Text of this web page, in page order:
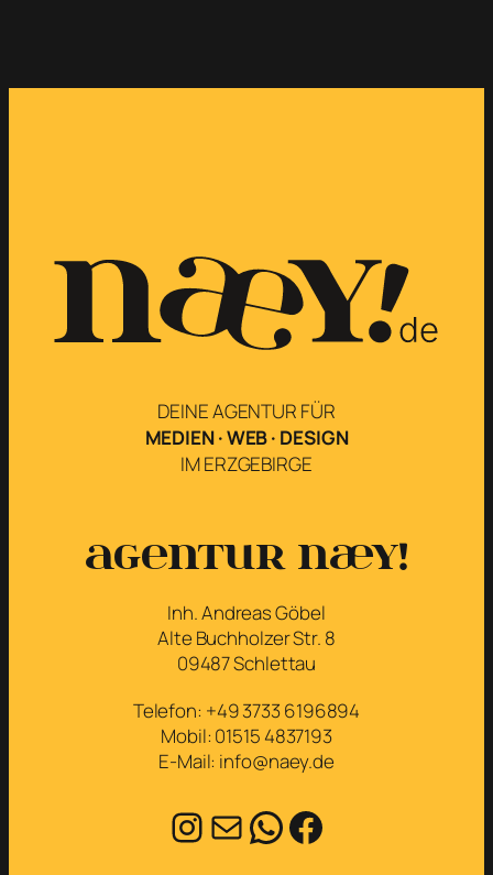
DEINE AGENTUR FÜR
MEDIEN · WEB · DESIGN
IM ERZGEBIRGE
Agentur næy!
Inh. Andreas Göbel
Alte Buchholzer Str. 8
09487 Schlettau
Telefon: +49 3733 6196894
Mobil: 01515 4837193
E-Mail: info@naey.de
Instagram
E-MailWhatsApp
Facebook